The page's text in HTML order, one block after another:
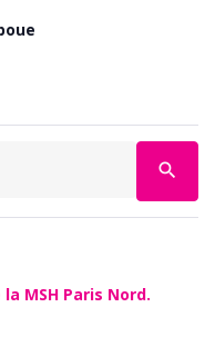
search
MSH Paris Nord.